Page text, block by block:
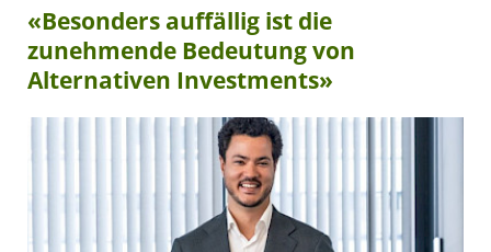
«Besonders auffällig ist die
zunehmende Bedeutung von
Alternativen Investments»